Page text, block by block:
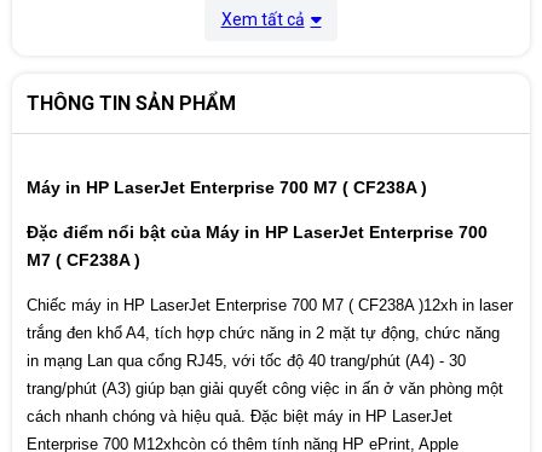
1 Hi-Speed USB 2.0 Device
1 Gigabit Ethernet 10/100/1000 Base-T
Port
1 Hardware Integration Pocket (HIP)
Kết nối in từ xa
HP ePrint, Apple AirPrint™, Mopria-
certified
Kết nối wifi Không
Xem tất cả
THÔNG TIN SẢN PHẨM
Máy in HP LaserJet Enterprise 700 M7 ( CF238A )
Đặc điểm nổi bật của Máy in HP LaserJet Enterprise 700
M7 ( CF238A )
Chiếc máy in HP LaserJet Enterprise 700 M7 ( CF238A )12xh in laser
trắng đen khổ A4, tích hợp chức năng in 2 mặt tự động, chức năng
in mạng Lan qua cổng RJ45, với tốc độ 40 trang/phút (A4) - 30
trang/phút (A3) giúp bạn giải quyết công việc in ấn ở văn phòng một
cách nhanh chóng và hiệu quả. Đặc biệt máy in HP LaserJet
Enterprise 700 M12xhcòn có thêm tính năng HP ePrint, Apple